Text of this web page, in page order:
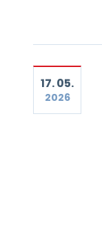
17. 05.
2026